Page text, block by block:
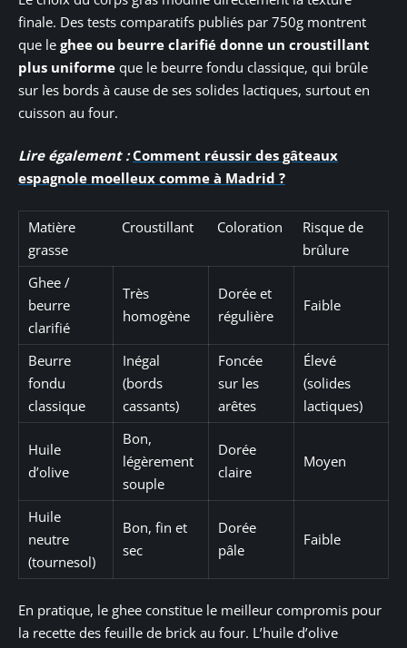
finale. Des tests comparatifs publiés par 750g montrent
que le ghee ou beurre clarifié donne un croustillant
plus uniforme que le beurre fondu classique, qui brûle
sur les bords à cause de ses solides lactiques, surtout en
cuisson au four.
Lire également : Comment réussir des gâteaux
espagnole moelleux comme à Madrid ?
Matière
grasse
Croustillant Coloration
Risque de
brûlure
Ghee /
beurre
clarifié
Très
homogène
Dorée et
régulière
Faible
Beurre
fondu
classique
Inégal
(bords
cassants)
Foncée
sur les
arêtes
Élevé
(solides
lactiques)
Huile
d’olive
Bon,
légèrement
souple
Dorée
claire
Moyen
Huile
neutre
(tournesol)
Bon, fin et
sec
Dorée
pâle
Faible
En pratique, le ghee constitue le meilleur compromis pour
la recette des feuille de brick au four. L’huile d’olive